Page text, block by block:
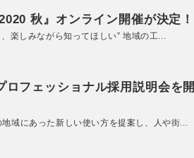
秋』オンライン開催が決定！
楽しみながら知ってほしい” 地域の工...
ロフェッショナル採用説明会を開
域にあった新しい使い方を提案し、人や街...